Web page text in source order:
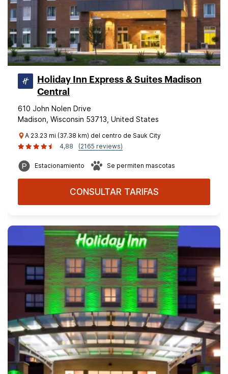
Holiday Inn Express & Suites Madison
Central
610 John Nolen Drive
Madison, Wisconsin 53713, United States
A 23.23 mi (37.38 km) del centro de Sauk City
4,88
(2165 reviews)
Estacionamiento Se permiten mascotas
CONSULTAR TARIFAS